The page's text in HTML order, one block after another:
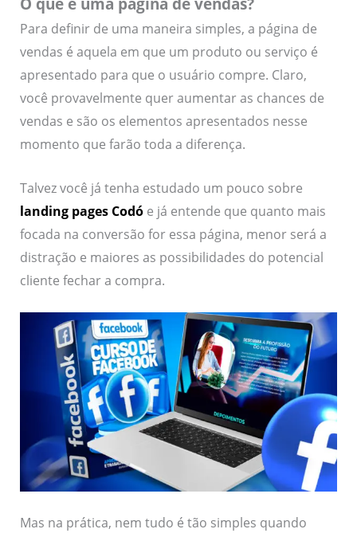
Para definir de uma maneira simples, a página de
vendas é aquela em que um produto ou serviço é
apresentado para que o usuário compre. Claro,
você provavelmente quer aumentar as chances de
vendas e são os elementos apresentados nesse
momento que farão toda a diferença.
Talvez você já tenha estudado um pouco sobre
landing pages Codóe já entende que quanto mais
focada na conversão for essa página, menor será a
distração e maiores as possibilidades do potencial
cliente fechar a compra.
Mas na prática, nem tudo é tão simples quando